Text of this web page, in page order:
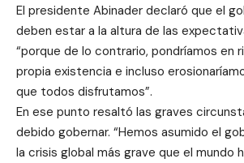
El presidente Abinader declaró que el
deben estar a la altura de las
“porque de lo contrario, pondríamos en
propia existencia e incluso
que todos disfrutamos”.
En ese punto resaltó las graves
debido gobernar. “Hemos asumido el
la crisis global más grave que el mundo